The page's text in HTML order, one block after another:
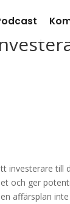
investerare till
och ger
affärsplan